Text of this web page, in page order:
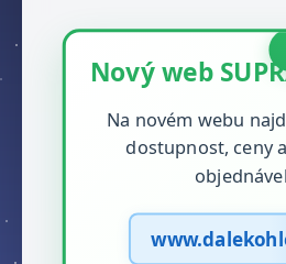
Nový web
Na novém webu
dostupnost, ceny